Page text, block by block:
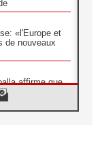
«l'Europe et
de nouveaux
affirme que